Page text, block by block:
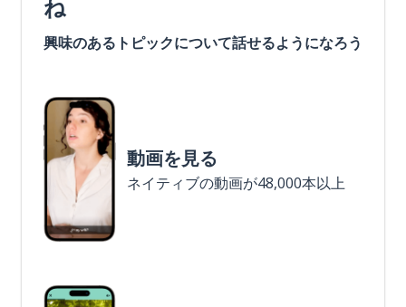
ね
興味のあるトピックについて話せるようになろう
動画を見る
ネイティブの動画が48,000本以上